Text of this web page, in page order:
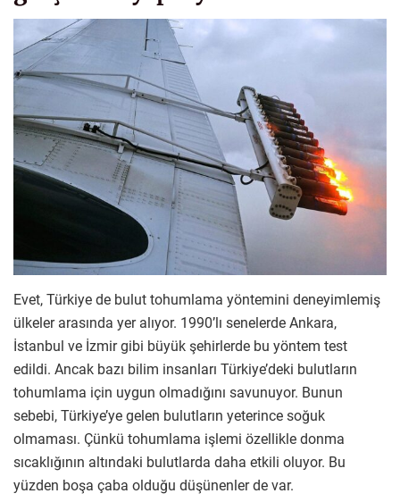
Evet, Türkiye de bulut tohumlama yöntemini deneyimlemiş
ülkeler arasında yer alıyor. 1990’lı senelerde Ankara,
İstanbul ve İzmir gibi büyük şehirlerde bu yöntem test
edildi. Ancak bazı bilim insanları Türkiye’deki bulutların
tohumlama için uygun olmadığını savunuyor. Bunun
sebebi, Türkiye’ye gelen bulutların yeterince soğuk
olmaması. Çünkü tohumlama işlemi özellikle donma
sıcaklığının altındaki bulutlarda daha etkili oluyor. Bu
yüzden boşa çaba olduğu düşünenler de var.